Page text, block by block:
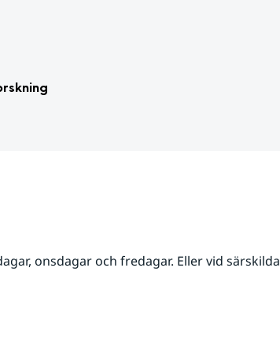
onsdagar och fredagar. Eller vid särskilda